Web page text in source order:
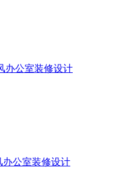
办公室装修设计
公室装修设计